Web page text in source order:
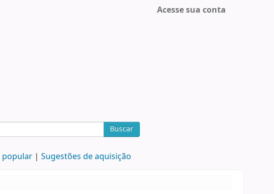
Acesse sua conta
Buscar
popular Sugestões de aquisição